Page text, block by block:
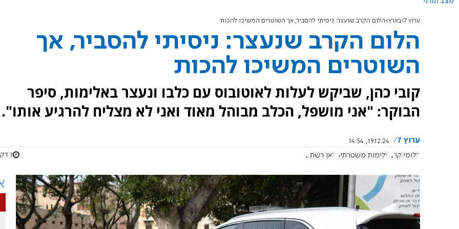
ערוץ 7 בארץ הלום הקרב שנעצר: ניסיתי להסביר, אך השוטרים המשיכו להכות
הלום הקרב שנעצר: ניסיתי להסביר, אך
השוטרים המשיכו להכות
קובי כהן, שביקש לעלות לאוטובוס עם כלבו ונעצר באלימות, סיפר
הבוקר: "אני מושפל, הכלב מבוהל מאוד ואני לא מצליח להרגיע אותו".
ערוץ 7
19.12.24, 14:54
הלומי קרב אלימות משטרתית כאן רשת ב 1 דקות